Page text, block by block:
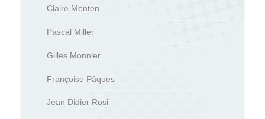
Claire Menten
Pascal Miller
Gilles Monnier
Françoise Pâques
Jean Didier Rosi